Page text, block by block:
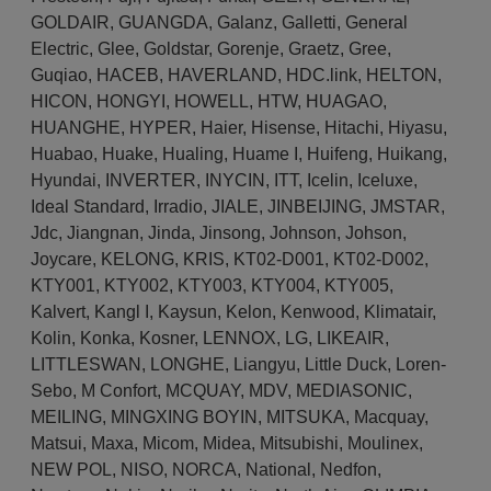
GOLDAIR, GUANGDA, Galanz, Galletti, General
Electric, Glee, Goldstar, Gorenje, Graetz, Gree,
Guqiao, HACEB, HAVERLAND, HDC.link, HELTON ,
HICON , HONGYI , HOWELL, HTW, HUAGAO,
HUANGHE, HYPER, Haier, Hisense, Hitachi, Hiyasu,
Huabao, Huake, Hualing, Huame I , Huifeng, Huikang,
Hyundai, INVERTER, INYCIN , ITT, Icelin, Iceluxe,
Ideal Standard, Irradio, JIALE, JINBEIJING, JMSTAR,
Jdc, Jiangnan, Jinda, Jinsong, Johnson, Johson,
Joycare, KELONG, KRIS, KT02-D001, KT02-D002,
KTY001, KTY002, KTY003, KTY004, KTY005,
Kalvert, Kangl I , Kaysun, Kelon, Kenwood, Klimatair,
Kolin, Konka, Kosner, LENNOX, LG, LIKEAIR,
LITTLESWAN , LONGHE, Liangyu, Little Duck, Loren-
Sebo, M Confort, MCQUAY, MDV, MEDIASONIC,
MEILING, MINGXING BOYIN , MITSUKA, Macquay,
Matsui, Maxa, Micom, Midea, Mitsubishi, Moulinex,
NEW POL, NISO, NORCA, National , Nedfon,